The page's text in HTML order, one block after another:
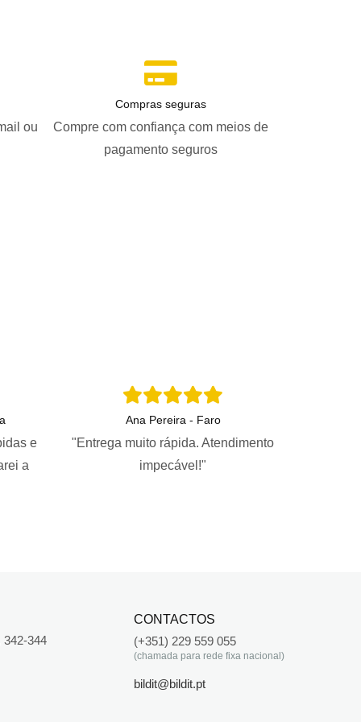
ou
Compras seguras
Compre com confiança com meios de
pagamento seguros
e
a
Ana Pereira - Faro
"Entrega muito rápida. Atendimento
impecável!"
342-344
CONTACTOS
(+351) 229 559 055
(chamada para rede fixa nacional)
bildit@bildit.pt